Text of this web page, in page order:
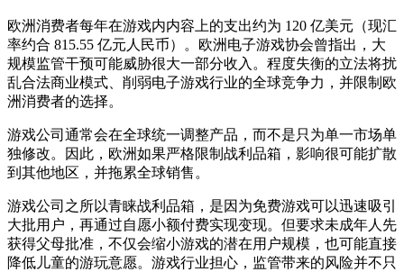
欧洲消费者每年在游戏内内容上的支出约为 120 亿美元（现汇
率约合 815.55 亿元人民币）。欧洲电子游戏协会曾指出，大
规模监管干预可能威胁很大一部分收入。程度失衡的立法将扰
乱合法商业模式、削弱电子游戏行业的全球竞争力，并限制欧
洲消费者的选择。
游戏公司通常会在全球统一调整产品，而不是只为单一市场单
独修改。因此，欧洲如果严格限制战利品箱，影响很可能扩散
到其他地区，并拖累全球销售。
游戏公司之所以青睐战利品箱，是因为免费游戏可以迅速吸引
大批用户，再通过自愿小额付费实现变现。但要求未成年人先
获得父母批准，不仅会缩小游戏的潜在用户规模，也可能直接
降低儿童的游玩意愿。游戏行业担心，监管带来的风险并不只